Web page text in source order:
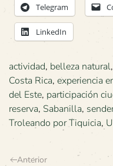
Telegram
LinkedIn
actividad, belleza natural,
Costa Rica, experiencia
del Este, participación
reserva, Sabanilla,
Troleando por Tiquicia,
Anterior